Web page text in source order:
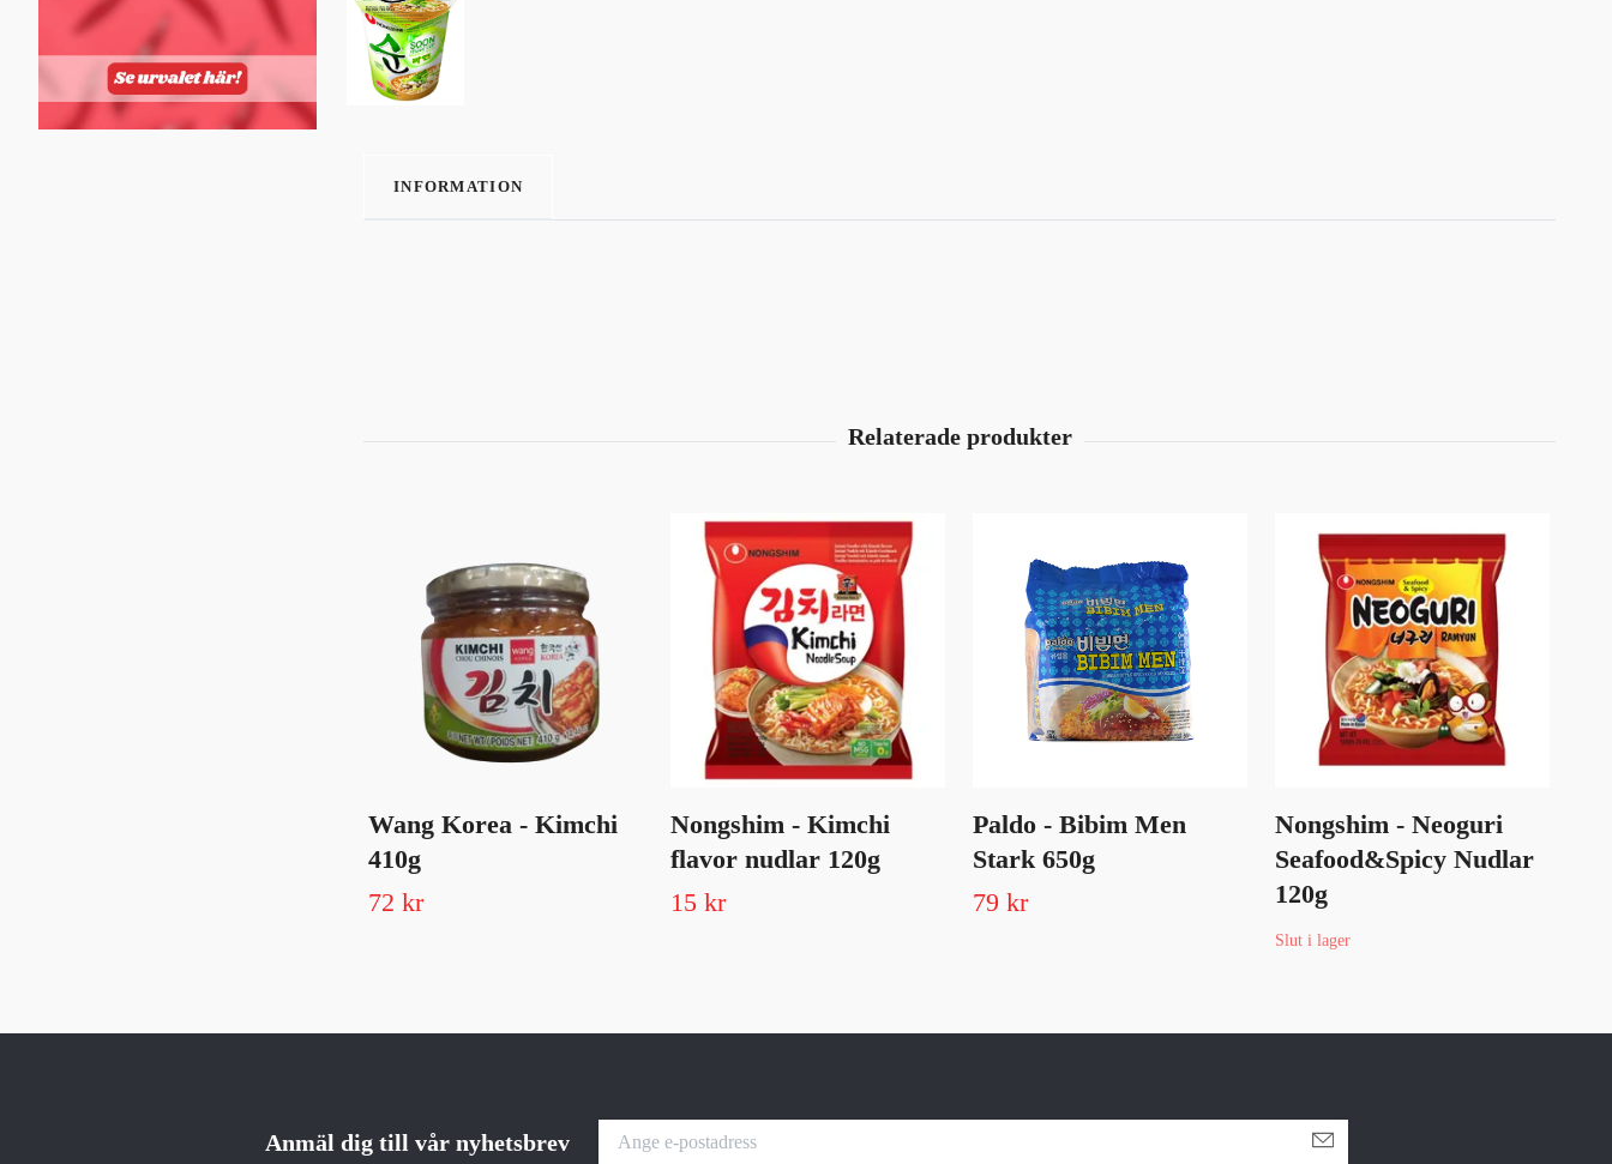
INFORMATION
Wang Korea - Kimchi
410g
72 kr
Nongshim - Kimchi
flavor nudlar 120g
15 kr
Paldo - Bibim Men
Stark 650g
79 kr
Nongshim - Neoguri
Seafood&Spicy Nudlar
120g
Slut i lager
Anmäl dig till vår nyhetsbrev